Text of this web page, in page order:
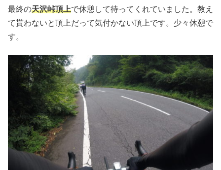
最終の天沢峠頂上で休憩して待ってくれていました。教え
て貰わないと頂上だって気付かない頂上です。少々休憩で
す。